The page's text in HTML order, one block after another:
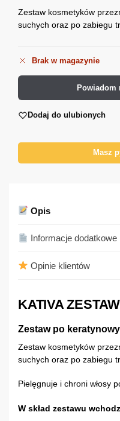
Zestaw kosmetyków
suchych oraz po zabiegu
Brak w magazynie
Powiadom
Dodaj do ulubionych
Masz
Opis
Informacje dodatkowe
Opinie klientów
KATIVA
Zestaw po
Zestaw kosmetyków
suchych oraz po zabiegu
Pielęgnuje i chroni włosy
W skład zestawu